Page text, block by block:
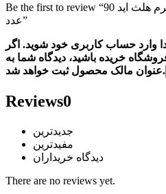
Be the first to review “قرص فولیک اسید 400 میکروگرم هلث اید 90
عدد”
وارد حساب کاربری خود شوید. اگر
خریده باشید، دیدگاه شما به
عنوان مالک محصول ثبت خواهد شد.
Reviews0
جدیدترین
مفیدترین
دیدگاه خریداران
There are no reviews yet.